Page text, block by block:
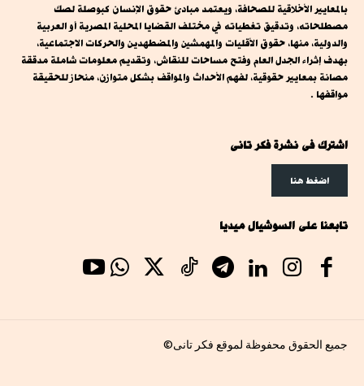
بالمعايير الأخلاقية للصحافة، ويعتمد مبادئ حقوق الإنسان كبوصلة لصك
مصطلحاته، وتدقيق تغطياته في مختلف القضايا المحلية المصرية أو العربية
والدولية، منها، حقوق الأقليات والمهمشين والمضطهدين والحركات الاجتماعية،
بهدف إثراء الجدل العام وفتح مساحات للنقاش، وتقديم معلومات شاملة مدققة
مصانة بمعايير حقوقية، لفهم الأحداث والمواقف بشكل متوازن، منحاز للحقيقة
مواقفها .
اشترك فى نشرة فكر تانى
اضغط هنا
تابعنا على السوشيال ميديا
جميع الحقوق محفوظة لموقع فكر تانى©